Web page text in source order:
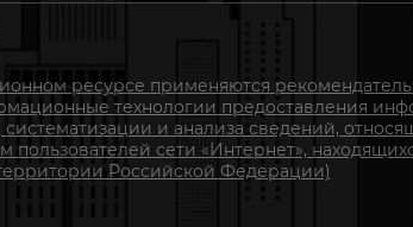
ресурсе применяются
технологии предоставления
систематизации и анализа сведений,
пользователей сети «Интернет»,
Российской Федерации)